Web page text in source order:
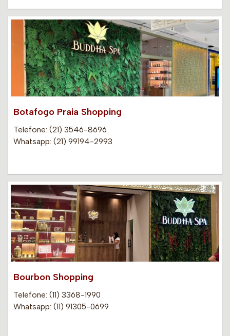
Botafogo Praia Shopping
Telefone: (21) 3546-8696
Whatsapp: (21) 99194-2993
Bourbon Shopping
Telefone: (11) 3368-1990
Whatsapp: (11) 91305-0699